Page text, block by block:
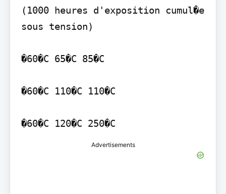
(1000 heures d'exposition cumul�e
sous tension)
�60�C 65�C 85�C
�60�C 110�C 110�C
Advertisements